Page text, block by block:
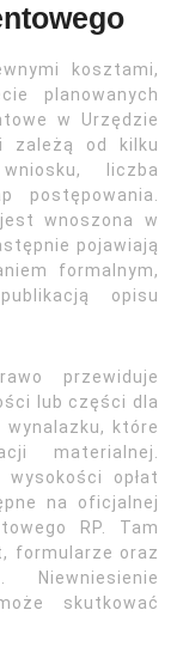
kosztami,
planowanych
w Urzędzie
zależą od kilku
liczba
postępowania.
wnoszona w
pojawiają
formalnym,
opisu
przewiduje
lub części dla
które
materialnej.
opłat
na oficjalnej
RP. Tam
formularze oraz
Niewniesienie
skutkować